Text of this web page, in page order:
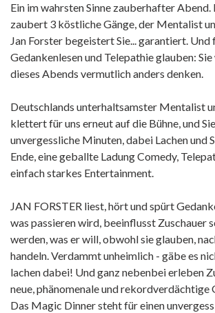
Ein im wahrsten Sinne zauberhafter Abend.
zaubert 3 köstliche Gänge, der Mentalist
Jan Forster begeistert Sie... garantiert. Und
Gedankenlesen und Telepathie glauben:
dieses Abends vermutlich anders denken.
Deutschlands unterhaltsamster Mentalist
klettert für uns erneut auf die Bühne, und
unvergessliche Minuten, dabei Lachen und
Ende, eine geballte Ladung Comedy,
einfach starkes Entertainment.
JAN FORSTER liest, hört und spürt
was passieren wird, beeinflusst Zuschauer
werden, was er will, obwohl sie glauben,
handeln. Verdammt unheimlich - gäbe es
lachen dabei! Und ganz nebenbei erleben
neue, phänomenale und rekordverdächtige
Das Magic Dinner steht für einen